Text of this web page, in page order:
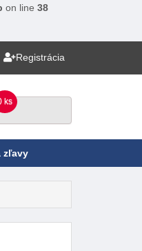
on line 38
Registrácia
ks
zľavy